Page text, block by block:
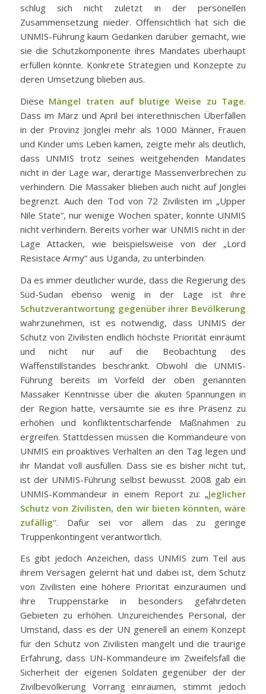
schlug sich nicht zuletzt in der personellen
Zusammensetzung nieder. Offensichtlich hat sich die
UNMIS-Führung kaum Gedanken darüber gemacht, wie
sie die Schutzkomponente ihres Mandates überhaupt
erfüllen könnte. Konkrete Strategien und Konzepte zu
deren Umsetzung blieben aus.
Diese Mängel traten auf blutige Weise zu Tage.
Dass im März und April bei interethnischen Überfällen
in der Provinz Jonglei mehr als 1000 Männer, Frauen
und Kinder ums Leben kamen, zeigte mehr als deutlich,
dass UNMIS trotz seines weitgehenden Mandates
nicht in der Lage war, derartige Massenverbrechen zu
verhindern. Die Massaker blieben auch nicht auf Jonglei
begrenzt. Auch den Tod von 72 Zivilisten im „Upper
Nile State“, nur wenige Wochen später, konnte UNMIS
nicht verhindern. Bereits vorher war UNMIS nicht in der
Lage Attacken, wie beispielsweise von der „Lord
Resistace Army“ aus Uganda, zu unterbinden.
Da es immer deutlicher wurde, dass die Regierung des
Süd-Sudan ebenso wenig in der Lage ist ihre
Schutzverantwortung gegenüber ihrer Bevölkerung
wahrzunehmen, ist es notwendig, dass UNMIS der
Schutz von Zivilisten endlich höchste Priorität einräumt
und nicht nur auf die Beobachtung des
Waffenstillstandes beschränkt. Obwohl die UNMIS-
Führung bereits im Vorfeld der oben genannten
Massaker Kenntnisse über die akuten Spannungen in
der Region hatte, versäumte sie es ihre Präsenz zu
erhöhen und konfliktentschärfende Maßnahmen zu
ergreifen. Stattdessen müssen die Kommandeure von
UNMIS ein proaktives Verhalten an den Tag legen und
ihr Mandat voll ausfüllen. Dass sie es bisher nicht tut,
ist der UNMIS-Führung selbst bewusst. 2008 gab ein
UNMIS-Kommandeur in einem Report zu: „Jeglicher
Schutz von Zivilisten, den wir bieten könnten, wäre
zufällig“. Dafür sei vor allem das zu geringe
Truppenkontingent verantwortlich.
Es gibt jedoch Anzeichen, dass UNMIS zum Teil aus
ihrem Versagen gelernt hat und dabei ist, dem Schutz
von Zivilisten eine höhere Priorität einzuräumen und
ihre Truppenstärke in besonders gefährdeten
Gebieten zu erhöhen. Unzureichendes Personal, der
Umstand, dass es der UN generell an einem Konzept
für den Schutz von Zivilisten mangelt und die traurige
Erfahrung, dass UN-Kommandeure im Zweifelsfall die
Sicherheit der eigenen Soldaten gegenüber der der
Zivilbevölkerung Vorrang einräumen, stimmt jedoch